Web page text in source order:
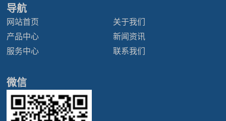
导航
网站首页
关于我们
产品中心
新闻资讯
服务中心
联系我们
微信